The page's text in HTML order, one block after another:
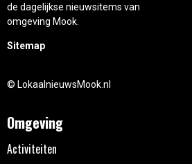
de dagelijkse nieuwsitems van
omgeving Mook.
Sitemap
© LokaalnieuwsMook.nl
Omgeving
Activiteiten